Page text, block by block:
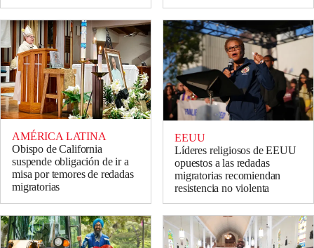
AMÉRICA LATINA
Obispo de California
suspende obligación de ir a
misa por temores de redadas
migratorias
EEUU
Líderes religiosos de EEUU
opuestos a las redadas
migratorias recomiendan
resistencia no violenta